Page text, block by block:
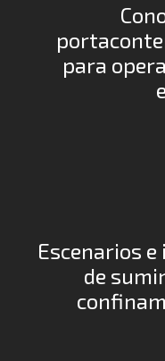
para
Escenarios
de